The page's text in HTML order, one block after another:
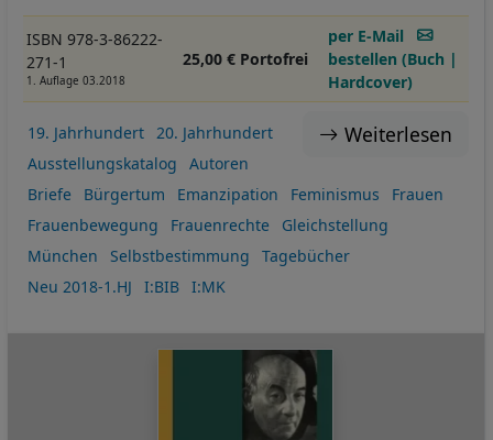
ISBN 978-3-86222-
271-1
1. Auflage 03.2018
25,00 € Portofrei
per E-Mail
bestellen (Buch |
Hardcover)
Weiterlesen
19. Jahrhundert
20. Jahrhundert
Ausstellungskatalog
Autoren
Briefe
Bürgertum Emanzipation Feminismus
Frauen
Frauenbewegung
Frauenrechte
Gleichstellung
München
Selbstbestimmung
Tagebücher
Neu 2018-1.HJ
I:BIB I:MK